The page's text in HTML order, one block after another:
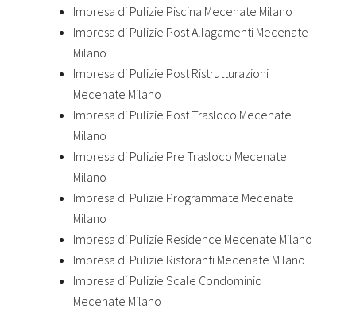
Impresa di Pulizie Piscina Mecenate Milano
Impresa di Pulizie Post Allagamenti Mecenate
Milano
Impresa di Pulizie Post Ristrutturazioni
Mecenate Milano
Impresa di Pulizie Post Trasloco Mecenate
Milano
Impresa di Pulizie Pre Trasloco Mecenate
Milano
Impresa di Pulizie Programmate Mecenate
Milano
Impresa di Pulizie Residence Mecenate Milano
Impresa di Pulizie Ristoranti Mecenate Milano
Impresa di Pulizie Scale Condominio
Mecenate Milano